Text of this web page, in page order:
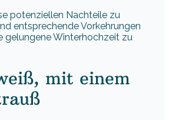
potenziellen Nachteile zu
entsprechende Vorkehrungen
gelungene Winterhochzeit zu
mit einem